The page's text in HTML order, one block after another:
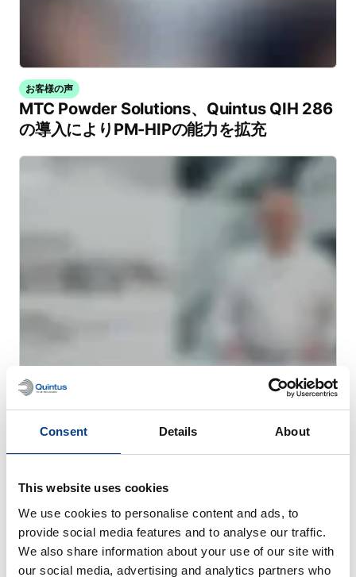
Consent Details About
This website uses cookies
We use cookies to personalise content and ads, to
provide social media features and to analyse our traffic.
We also share information about your use of our site with
our social media, advertising and analytics partners who
お客様の声
MTC Powder Solutions、Quintus QIH 286
の導入によりPM-HIPの能力を拡充
ウェビナー
金属AMのための熱間静水圧プレス（HIP）